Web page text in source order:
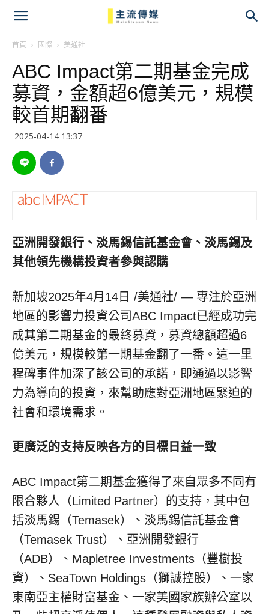
首頁 國際 美通社
ABC Impact第二期基金完成
募資，金額超6億美元，規模
較首期翻番
2025-04-14 13:37
亞洲開發銀行、淡馬錫信託基金會、淡馬錫及
其他領先機構投資者參與認購
新加坡2025年4月14日 /美通社/ — 專注於亞洲
地區的影響力投資公司ABC Impact已經成功完
成其第二期基金的最終募資，募資總額超過6
億美元，規模較第一期基金翻了一番。這一里
程碑事件加深了該公司的承諾，即通過以影響
力為導向的投資，來幫助應對亞洲地區緊迫的
社會和環境需求。
更廣泛的支持反映各方的目標日益一致
ABC Impact第二期基金獲得了來自眾多不同有
限合夥人（Limited Partner）的支持，其中包
括淡馬錫（Temasek）、淡馬錫信託基金會
（Temasek Trust）、亞洲開發銀行
（ADB）、Mapletree Investments（豐樹投
資）、SeaTown Holdings（獅誠控股）、一家
東南亞主權財富基金、一家美國家族辦公室以